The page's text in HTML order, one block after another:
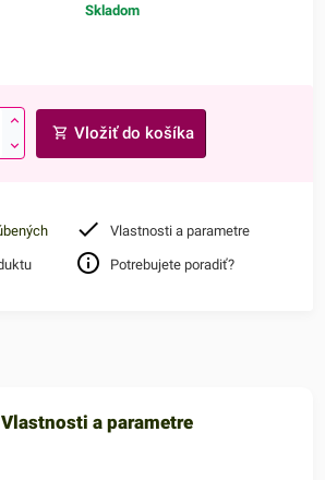
Skladom
Vložiť do košíka
Vlastnosti a parametre
Potrebujete poradiť?
Vlastnosti a parametre